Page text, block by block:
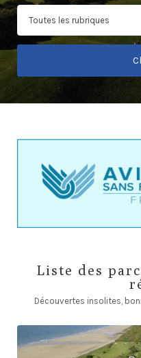
Liste des
Découvertes insolites,